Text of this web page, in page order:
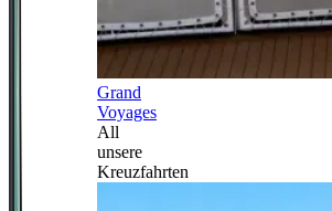
Grand
Voyages
All
unsere
Kreuzfahrten